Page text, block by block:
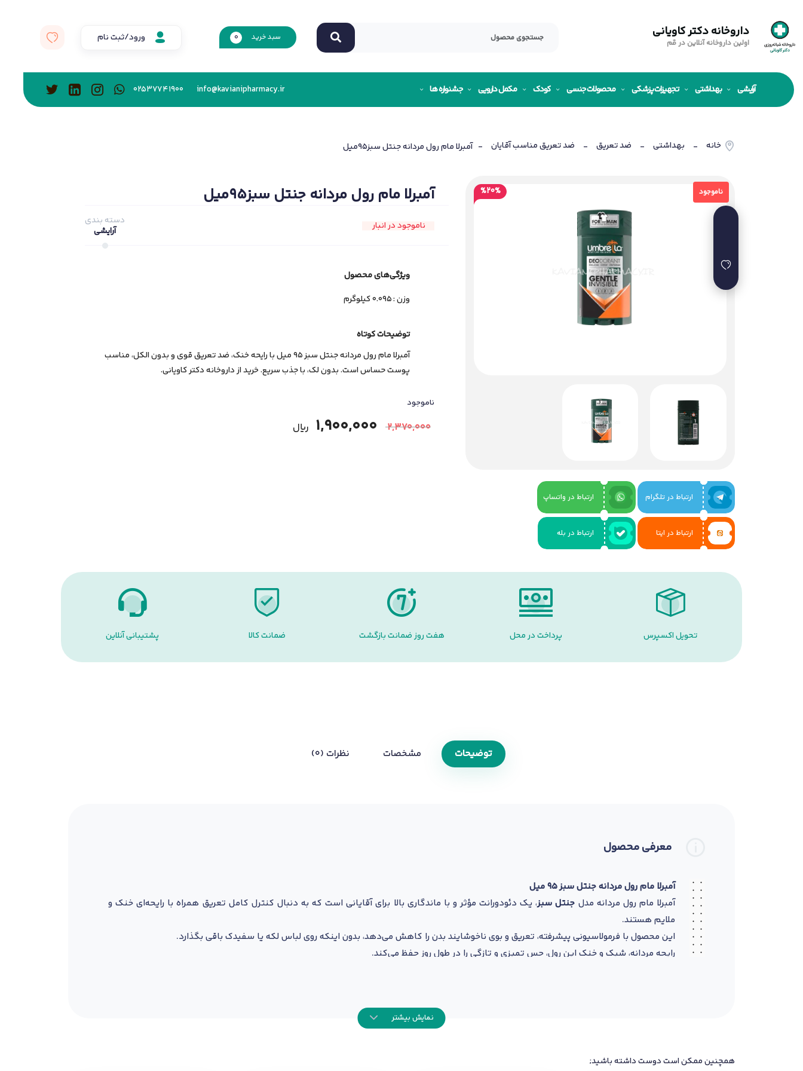
داروخانه دکتر کاویانی
اولین داروخانه آنلاین در قم
سبد خرید 0 ورود/ثبت نام
آرایشی بهداشتی تجهیزات پزشکی محصولات جنسی کودک مکمل دارویی جشنواره ها info@kavianipharmacy.ir
02537741900
خانه - بهداشتی - ضد تعریق - ضد تعریق مناسب آقایان - آمبرلا مام رول مردانه جنتل سبز95ميل
ناموجود %20%
ارتباط در تلگرام ارتباط در واتساپ
ارتباط در ایتا ارتباط در بله
آمبرلا مام رول مردانه جنتل سبز95ميل
ناموجود در انبار
دسته بندی
آرایشی
ویژگی‌های ﻣﺤﺼﻮل
وزن : 0.095 کیلوگرم
توضیحات کوتاه
آمبرلا مام رول مردانه جنتل سبز ۹۵ میل با رایحه خنک، ضد تعریق قوی و بدون الکل، مناسب
پوست حساس است. بدون لک، با جذب سریع. خرید از داروخانه دکتر کاویانی.
ناموجود
2,370,000
1,900,000 ﷼
تحویل اکسپرس پرداخت در محل هفت روز ضمانت بازگشت ضمانت کالا پشتیبانی آنلاین
توضیحات مشخصات نظرات (0)
معرفی محصول
آمبرلا مام رول مردانه جنتل سبز ۹۵ میل
آمبرلا مام رول مردانه مدل جنتل سبز، یک دئودورانت مؤثر و با ماندگاری بالا برای آقایانی است که به دنبال کنترل کامل تعریق همراه با رایحه‌ای خنک و
ملایم هستند.
این محصول با فرمولاسیونی پیشرفته، تعریق و بوی ناخوشایند بدن را کاهش می‌دهد، بدون اینکه روی لباس لکه یا سفیدک باقی بگذارد.
رایحه مردانه، شیک و خنک این رول، حس تمیزی و تازگی را در طول روز حفظ می‌کند.
نمایش بیشتر
همچنین ممکن است دوست داشته باشید;